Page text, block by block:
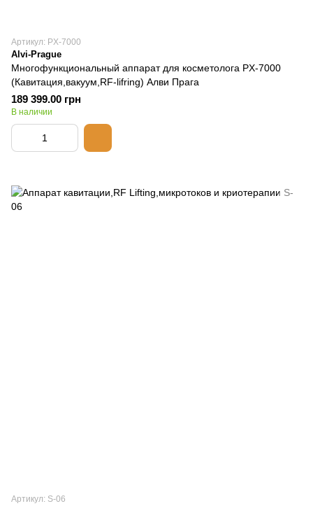
Артикул: PX-7000
Alvi-Prague
Многофункциональный аппарат для косметолога PX-7000
(Кавитация,вакуум,RF-lifring) Алви Прага
189 399.00 грн
В наличии
Артикул: S-06